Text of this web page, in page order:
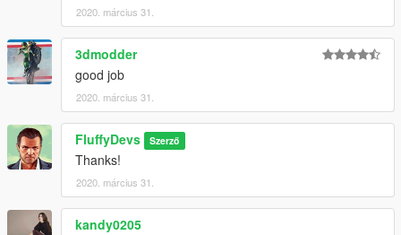
2020. március 31.
3dmodder
good job
2020. március 31.
FluffyDevs Szerző
Thanks!
2020. március 31.
kandy0205